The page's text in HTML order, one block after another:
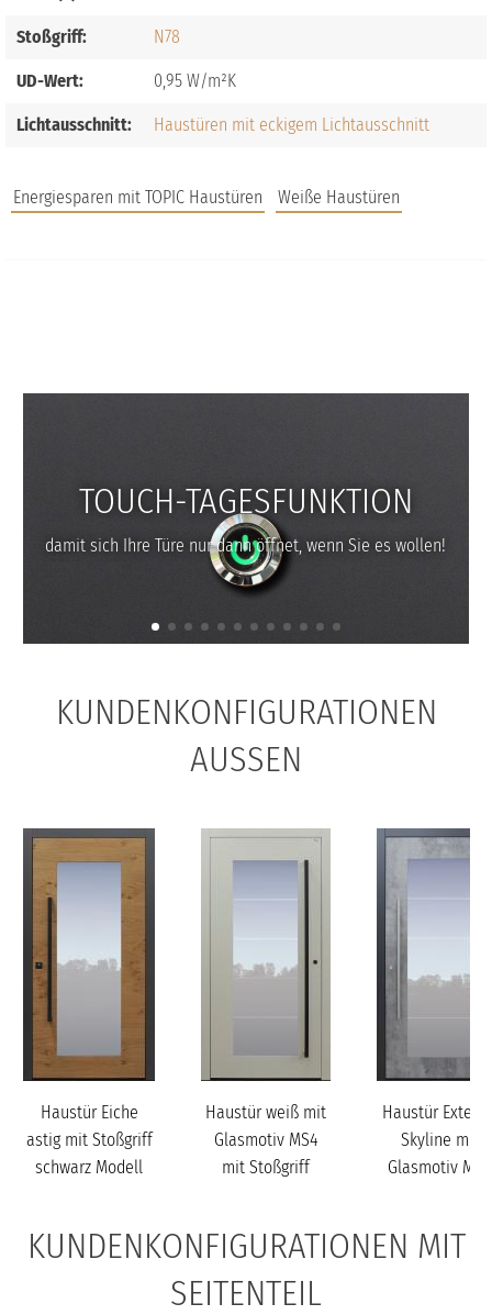
Stoßgriff: N78
UD-Wert: 0,95
Lichtausschnitt: Haustüren mit eckigem Lichtausschnitt
Energiesparen mit TOPIC Haustüren Weiße Haustüren
UNTERNEHMEN
TOUCH-TAGESFUNKTION
damit sich Ihre Türe nur dann öffnet, wenn Sie es wollen!
KUNDENKONFIGURATIONEN
AUSSEN
Haustür Eiche
astig mit Stoßgriff
schwarz Modell
Haustür weiß mit
Glasmotiv MS4
mit Stoßgriff
Haustür
Skyline mit
Glasmotiv MS4
KUNDENKONFIGURATIONEN MIT
SEITENTEIL